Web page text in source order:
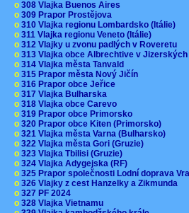
o 308 Vlajka Buenos Aires
o 309 Prapor Prostějova
o 310 Vlajka regionu Lombardsko (Itálie)
o 311 Vlajka regionu Veneto (Itálie)
o 312 Vlajky u zvonu padlých v Roveretu
o 313 Vlajka obce Albrechtive v
o 314 Vlajka města Tanvald
o 315 Prapor města Nový Jičín
o 316 Prapor obce Jeřice
o 317 Vlajka Bulharska
o 318 Vlajka obce Carevo
o 319 Prapor obce Primorsko
o 320 Prapor obce Kiten (Primorsko)
o 321 Vlajka města Varna (Bulharsko)
o 322 Vlajka města Gori (Gruzie)
o 323 Vlajka Tbilisi (Gruzie)
o 324 Vlajka Adygejska (RF)
o 325 Prapor společnosti Lodní doprava
o 326 Vlajky z cest Hanzelky a Zikmunda
o 327 PF 2024
o 328 Vlajka Vietnamu